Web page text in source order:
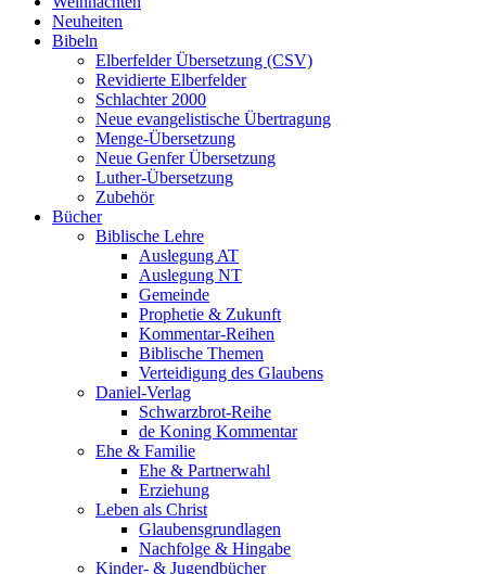
Neuheiten
Bibeln
Elberfelder Übersetzung (CSV)
Revidierte Elberfelder
Schlachter 2000
Neue evangelistische Übertragung
Menge-Übersetzung
Neue Genfer Übersetzung
Luther-Übersetzung
Zubehör
Bücher
Biblische Lehre
Auslegung AT
Auslegung NT
Gemeinde
Prophetie & Zukunft
Kommentar-Reihen
Biblische Themen
Verteidigung des Glaubens
Daniel-Verlag
Schwarzbrot-Reihe
de Koning Kommentar
Ehe & Familie
Ehe & Partnerwahl
Erziehung
Leben als Christ
Glaubensgrundlagen
Nachfolge & Hingabe
Kinder- & Jugendbücher